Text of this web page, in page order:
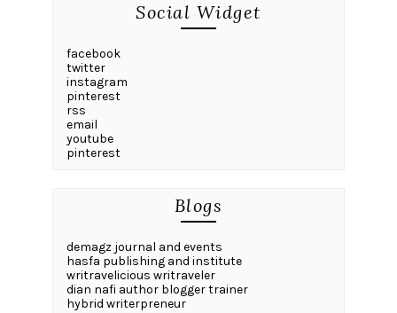
Social Widget
facebook
twitter
instagram
pinterest
rss
email
youtube
pinterest
Blogs
demagz journal and events
hasfa publishing and institute
writravelicious writraveler
dian nafi author blogger trainer
hybrid writerpreneur